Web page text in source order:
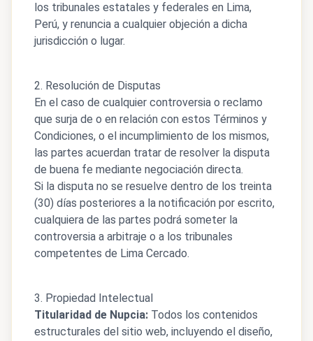
los tribunales estatales y federales en Lima,
Perú, y renuncia a cualquier objeción a dicha
jurisdicción o lugar.
2. Resolución de Disputas
En el caso de cualquier controversia o reclamo
que surja de o en relación con estos Términos y
Condiciones, o el incumplimiento de los mismos,
las partes acuerdan tratar de resolver la disputa
de buena fe mediante negociación directa.
Si la disputa no se resuelve dentro de los treinta
(30) días posteriores a la notificación por escrito,
cualquiera de las partes podrá someter la
controversia a arbitraje o a los tribunales
competentes de Lima Cercado.
3. Propiedad Intelectual
Titularidad de Nupcia: Todos los contenidos
estructurales del sitio web, incluyendo el diseño,